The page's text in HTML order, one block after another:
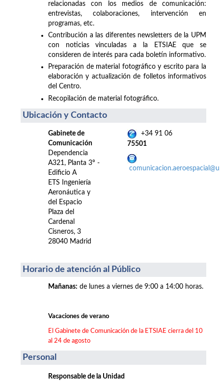
relacionadas con los medios de comunicación:
entrevistas, colaboraciones, intervención en
programas, etc.
Contribución a las diferentes newsletters de la UPM
con noticias vinculadas a la ETSIAE que se
consideren de interés para cada boletín informativo.
Preparación de material fotográfico y escrito para la
elaboración y actualización de folletos informativos
del Centro.
Recopilación de material fotográfico.
Ubicación y Contacto
Gabinete de
Comunicación
Dependencia
A321, Planta 3º -
Edificio A
ETS Ingeniería
Aeronáutica y
del Espacio
Plaza del
Cardenal
Cisneros, 3
28040 Madrid
+34 91 06
75501
Horario de atención al Público
Mañanas: de lunes a viernes de 9:00 a 14:00 horas.
Vacaciones de verano
El Gabinete de Comunicación de la ETSIAE cierra del 10
al 24 de agosto
Personal
Responsable de la Unidad